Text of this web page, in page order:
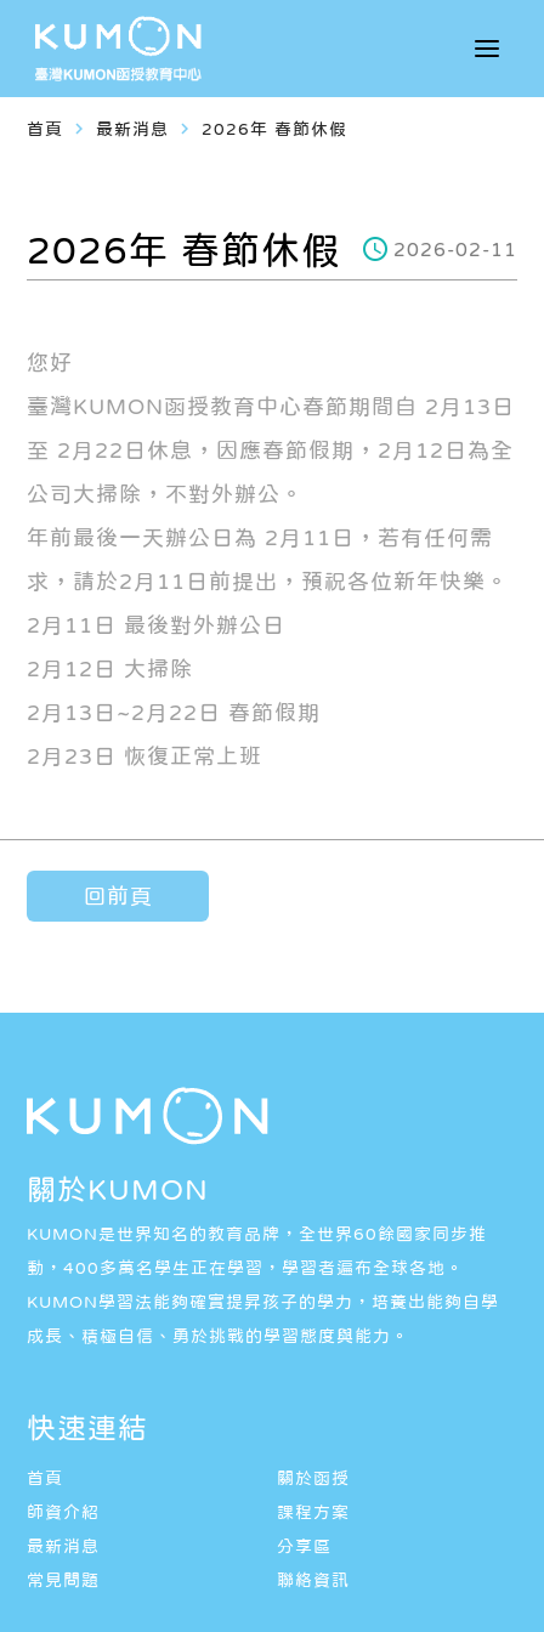
首頁 navigate_next 最新消息 navigate_next 2026年 春節休假
2026年 春節休假 2026-02-11
您好
臺灣KUMON函授教育中心春節期間自 2月13日
至 2月22日休息，因應春節假期，2月12日為全
公司大掃除，不對外辦公。
年前最後一天辦公日為 2月11日，若有任何需
求，請於2月11日前提出，預祝各位新年快樂。
2月11日 最後對外辦公日
2月12日 大掃除
2月13日~2月22日 春節假期
2月23日 恢復正常上班
關於KUMON
KUMON是世界知名的教育品牌，全世界60餘國家同步推
動，400多萬名學生正在學習，學習者遍布全球各地。
KUMON學習法能夠確實提昇孩子的學力，培養出能夠自學
成長、積極自信、勇於挑戰的學習態度與能力。
快速連結
首頁
關於函授
師資介紹
課程方案
最新消息
分享區
常見問題
聯絡資訊